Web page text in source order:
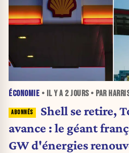
ÉCONOMIE • IL Y A 2 JOURS• PAR
Shell se retire,
avance : le géant
GW d'énergies